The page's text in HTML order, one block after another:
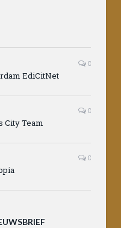
0
EdiCitNet
0
City Team
0